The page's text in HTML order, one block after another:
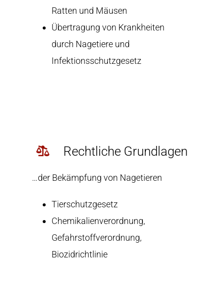
Ratten und Mäusen
Übertragung von Krankheiten
durch Nagetiere und
Infektionsschutzgesetz
Rechtliche Grundlagen
…der Bekämpfung von Nagetieren
Tierschutzgesetz
Chemikalienverordnung,
Gefahrstoffverordnung,
Biozidrichtlinie